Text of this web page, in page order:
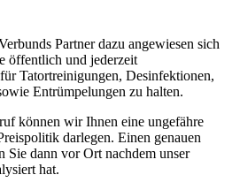
Partner dazu angewiesen sich
öffentlich und jederzeit
Tatortreinigungen, Desinfektionen,
Entrümpelungen zu halten.
können wir Ihnen eine ungefähre
darlegen. Einen genauen
Sie dann vor Ort nachdem unser
hat.